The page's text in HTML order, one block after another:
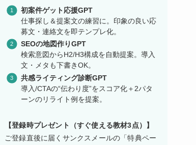
初案件ゲット応援GPT
仕事探し＆提案文の練習に。印象の良い応
募文・連絡文を即テンプレ化。
SEOの地図作りGPT
検索意図からH2/H3構成を自動提案。導入
文・メタも下書きOK。
共感ライティング診断GPT
導入/CTAの“伝わり度”をスコア化＋2パタ
ーンのリライト例を提案。
【登録時プレゼント（すぐ使える教材3点）】
ご登録直後に届くサンクスメールの「特典ペー